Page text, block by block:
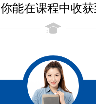
你能在课程中收获